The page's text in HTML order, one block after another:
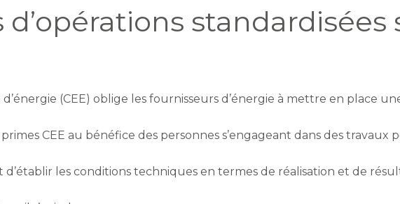
d’opérations standardisées
d’énergie (CEE) oblige les fournisseurs d’énergie à mettre en place
CEE au bénéfice des personnes s’engageant dans des travaux
les conditions techniques en termes de réalisation et de